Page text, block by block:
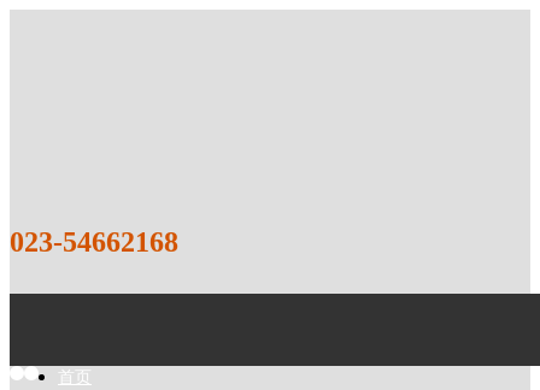
023-54662168
首页
1 2